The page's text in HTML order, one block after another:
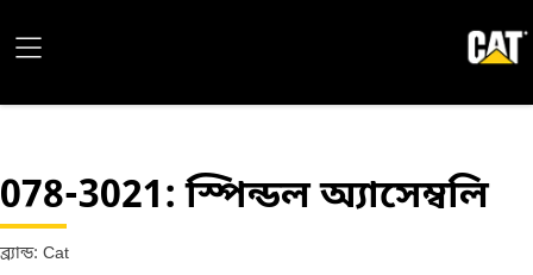
078-3021: স্পিন্ডল অ্যাসেম্বলি
ব্র্যান্ড: Cat